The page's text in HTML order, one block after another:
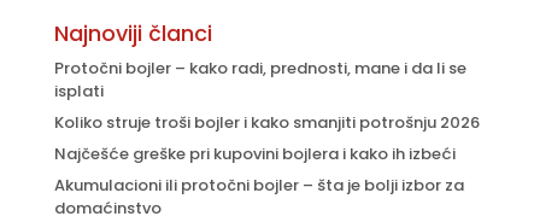
Najnoviji članci
Protočni bojler – kako radi, prednosti, mane i da li se
isplati
Koliko struje troši bojler i kako smanjiti potrošnju 2026
Najčešće greške pri kupovini bojlera i kako ih izbeći
Akumulacioni ili protočni bojler – šta je bolji izbor za
domaćinstvo